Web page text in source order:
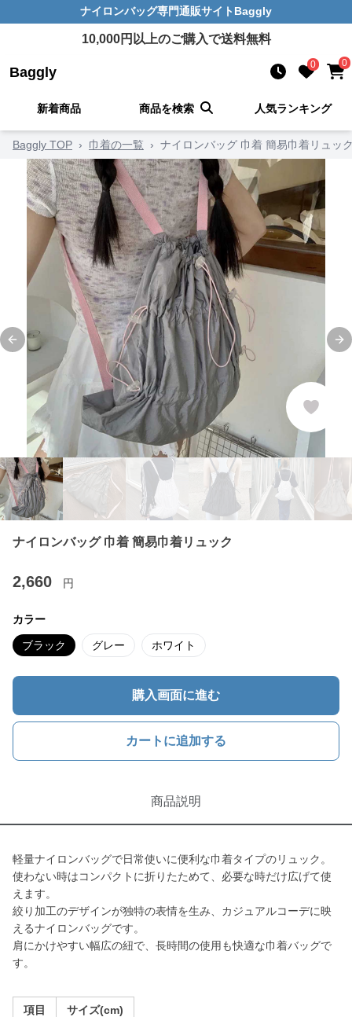
ナイロンバッグ専門通販サイト Baggly
10,000円以上のご購入で送料無料
Baggly 0 0
新着商品 商品を検索 人気ランキング
Baggly TOP › 巾着の一覧 › ナイロンバッグ 巾着 簡易巾着リュッ
Previous slide
ナイロンバッグ 巾着 簡易巾着リュック
2,660 円
カラー
ブラック グレー ホワイト
購入画面に進む
カートに追加する
商品説明
軽量ナイロンバッグで日常使いに便利な巾着タイプのリュック。
使わない時はコンパクトに折りたためて、必要な時だけ広げて使
えます。
絞り加工のデザインが独特の表情を生み、カジュアルコーデに映
えるナイロンバッグです。
肩にかけやすい幅広の紐で、長時間の使用も快適な巾着バッグで
す。
項目 サイズ(cm)